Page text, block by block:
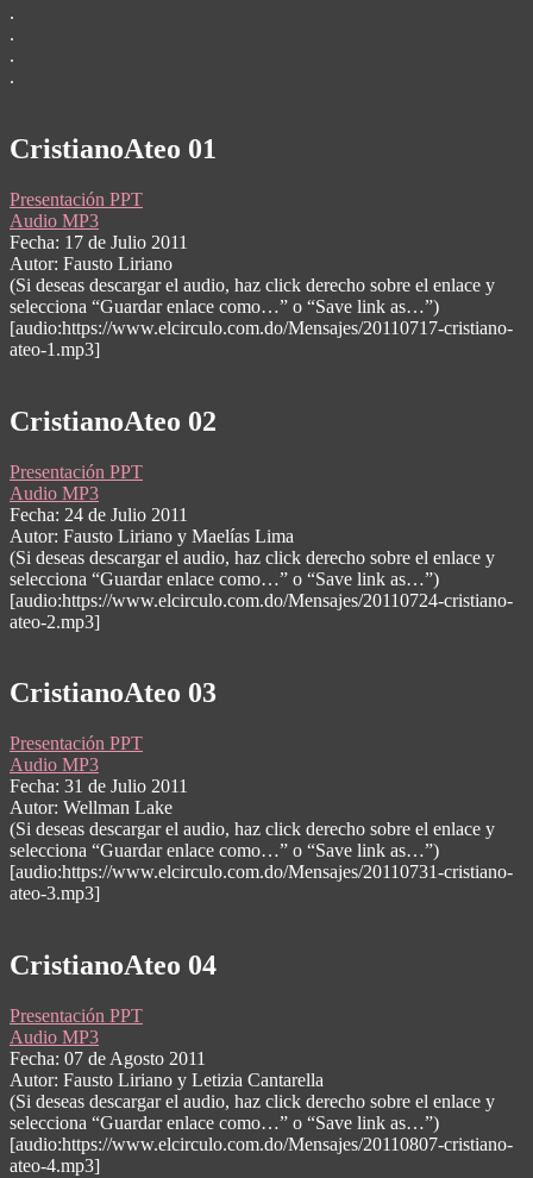
.
.
.
.
CristianoAteo 01
Presentación PPT
Audio MP3
Fecha: 17 de Julio 2011
Autor: Fausto Liriano
(Si deseas descargar el audio, haz click derecho sobre el enlace y
selecciona “Guardar enlace como…” o “Save link as…”)
[audio:https://www.elcirculo.com.do/Mensajes/20110717-cristiano-
ateo-1.mp3]
CristianoAteo 02
Presentación PPT
Audio MP3
Fecha: 24 de Julio 2011
Autor: Fausto Liriano y Maelías Lima
(Si deseas descargar el audio, haz click derecho sobre el enlace y
selecciona “Guardar enlace como…” o “Save link as…”)
[audio:https://www.elcirculo.com.do/Mensajes/20110724-cristiano-
ateo-2.mp3]
CristianoAteo 03
Presentación PPT
Audio MP3
Fecha: 31 de Julio 2011
Autor: Wellman Lake
(Si deseas descargar el audio, haz click derecho sobre el enlace y
selecciona “Guardar enlace como…” o “Save link as…”)
[audio:https://www.elcirculo.com.do/Mensajes/20110731-cristiano-
ateo-3.mp3]
CristianoAteo 04
Presentación PPT
Audio MP3
Fecha: 07 de Agosto 2011
Autor: Fausto Liriano y Letizia Cantarella
(Si deseas descargar el audio, haz click derecho sobre el enlace y
selecciona “Guardar enlace como…” o “Save link as…”)
[audio:https://www.elcirculo.com.do/Mensajes/20110807-cristiano-
ateo-4.mp3]